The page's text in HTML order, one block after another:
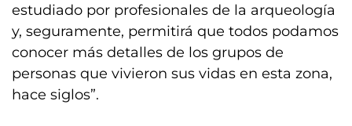
estudiado por profesionales de la arqueología
y, seguramente, permitirá que todos podamos
conocer más detalles de los grupos de
personas que vivieron sus vidas en esta zona,
hace siglos”.